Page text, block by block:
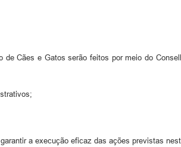
Cães e Gatos serão feitos por meio do
a execução eficaz das ações previstas